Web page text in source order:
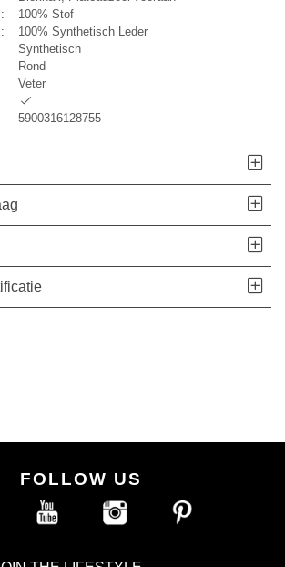
100% Stof
100% Synthetisch Leder
Synthetisch
Rond
Veter
5900316128755
FOLLOW US